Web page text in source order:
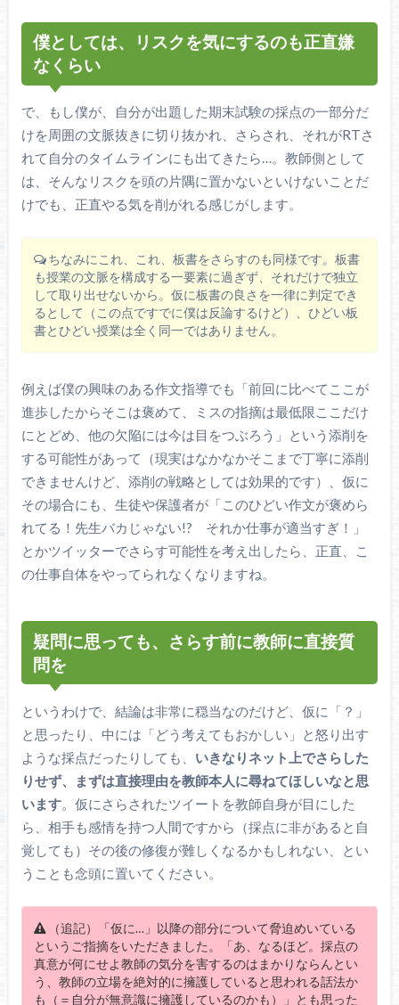
僕としては、リスクを気にするのも正直嫌
なくらい
で、もし僕が、自分が出題した期末試験の採点の一部分だ
けを周囲の文脈抜きに切り抜かれ、さらされ、それがRTさ
れて自分のタイムラインにも出てきたら…。教師側として
は、そんなリスクを頭の片隅に置かないといけないことだ
けでも、正直やる気を削がれる感じがします。
ちなみにこれ、これ、板書をさらすのも同様です。板書
も授業の文脈を構成する一要素に過ぎず、それだけで独立
して取り出せないから。仮に板書の良さを一律に判定でき
るとして（この点ですでに僕は反論するけど）、ひどい板
書とひどい授業は全く同一ではありません。
例えば僕の興味のある作文指導でも「前回に比べてここが
進歩したからそこは褒めて、ミスの指摘は最低限ここだけ
にとどめ、他の欠陥には今は目をつぶろう」という添削を
する可能性があって（現実はなかなかそこまで丁寧に添削
できませんけど、添削の戦略としては効果的です）、仮に
その場合にも、生徒や保護者が「このひどい作文が褒めら
れてる！先生バカじゃない!? それか仕事が適当すぎ！」
とかツイッターでさらす可能性を考え出したら、正直、こ
の仕事自体をやってられなくなりますね。
疑問に思っても、さらす前に教師に直接質
問を
というわけで、結論は非常に穏当なのだけど、仮に「？」
と思ったり、中には「どう考えてもおかしい」と怒り出す
ような採点だったりしても、 いきなりネット上でさらした
りせず、まずは直接理由を教師本人に尋ねてほしいなと思
います。仮にさらされたツイートを教師自身が目にした
ら、相手も感情を持つ人間ですから（採点に非があると自
覚しても）その後の修復が難しくなるかもしれない、とい
うことも念頭に置いてください。
（追記）「仮に…」以降の部分について脅迫めいている
というご指摘をいただきました。「あ、なるほど。採点の
真意が何にせよ教師の気分を害するのはまかりならんとい
う、教師の立場を絶対的に擁護していると思われる話法か
も（＝自分が無意識に擁護しているのかも）」とも思った